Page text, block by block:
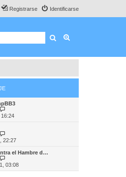
Identificarse
Registrarse
Buscar
e
t
i
o
m
e
e
ú
t
i
22:27
el Hambre d…
e
03:08